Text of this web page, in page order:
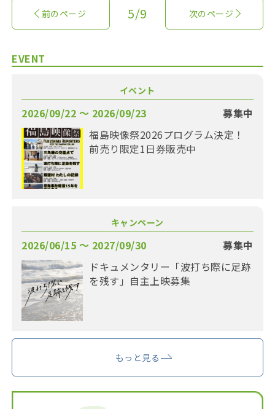
前のページ 5/9 次のページ
EVENT
イベント
2026/09/22 〜 2026/09/23
募集中
福島映像祭2026プログラム決定！
前売り限定1日券販売中
キャンペーン
2026/06/15 〜 2027/09/30
募集中
ドキュメンタリー「波打ち際に足跡
を残す」自主上映募集
もっと見る